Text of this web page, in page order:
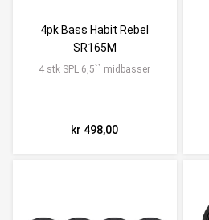
4pk Bass Habit Rebel
SR165M
4 stk SPL 6,5`` midbasser
kr 498,00